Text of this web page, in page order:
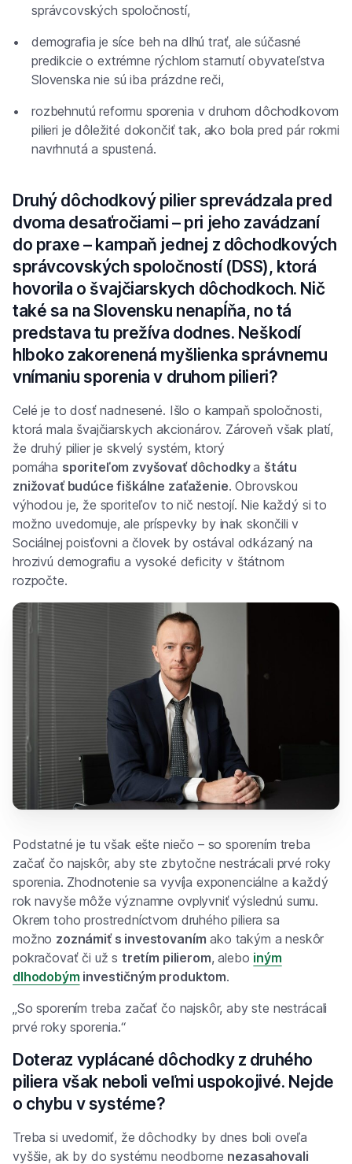
správcovských spoločností,
demografia je síce beh na dlhú trať, ale súčasné
predikcie o extrémne rýchlom starnutí obyvateľstva
Slovenska nie sú iba prázdne reči,
rozbehnutú reformu sporenia v druhom dôchodkovom
pilieri je dôležité dokončiť tak, ako bola pred pár rokmi
navrhnutá a spustená.
Druhý dôchodkový pilier sprevádzala pred
dvoma desaťročiami – pri jeho zavádzaní
do praxe – kampaň jednej z dôchodkových
správcovských spoločností (DSS), ktorá
hovorila o švajčiarskych dôchodkoch. Nič
také sa na Slovensku nenapĺňa, no tá
predstava tu prežíva dodnes. Neškodí
hlboko zakorenená myšlienka správnemu
vnímaniu sporenia v druhom pilieri?
Celé je to dosť nadnesené. Išlo o kampaň spoločnosti,
ktorá mala švajčiarskych akcionárov. Zároveň však platí,
že druhý pilier je skvelý systém, ktorý
pomáha sporiteľom zvyšovať dôchodkya štátu
znižovať budúce fiškálne zaťaženie. Obrovskou
výhodou je, že sporiteľov to nič nestojí. Nie každý si to
možno uvedomuje, ale príspevky by inak skončili v
Sociálnej poisťovni a človek by ostával odkázaný na
hrozivú demografiu a vysoké deficity v štátnom
rozpočte.
Podstatné je tu však ešte niečo – so sporením treba
začať čo najskôr, aby ste zbytočne nestrácali prvé roky
sporenia. Zhodnotenie sa vyvíja exponenciálne a každý
rok navyše môže významne ovplyvniť výslednú sumu.
Okrem toho prostredníctvom druhého piliera sa
možno zoznámiť s investovaním ako takým a neskôr
pokračovať či už s tretím pilierom, alebo iným
dlhodobým investičným produktom.
„So sporením treba začať čo najskôr, aby ste nestrácali
prvé roky sporenia.“
Doteraz vyplácané dôchodky z druhého
piliera však neboli veľmi uspokojivé. Nejde
o chybu v systéme?
Treba si uvedomiť, že dôchodky by dnes boli oveľa
vyššie, ak by do systému neodborne nezasahovali